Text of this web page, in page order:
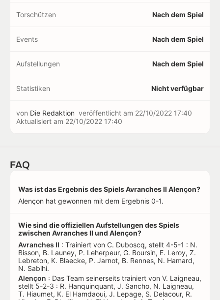
Torschützen Nach dem Spiel
Events Nach dem Spiel
Aufstellungen Nach dem Spiel
Statistiken Nicht verfügbar
von Die Redaktion veröffentlicht am 22/10/2022 17:40
Aktualisiert am 22/10/2022 17:40
FAQ
Was ist das Ergebnis des Spiels Avranches II Alençon?
Alençon hat gewonnen mit dem Ergebnis 0-1.
Wie sind die offiziellen Aufstellungen des Spiels
zwischen Avranches II und Alençon?
Avranches II : Trainiert von C. Duboscq, stellt 4-5-1 : N.
Bisson, B. Launey, P. Leherpeur, G. Boursin, E. Leroy, Z.
Lebreton, K. Blaecke, P. Jarnot, B. Rennes, N. Hamard,
N. Sabihi.
Alençon : Das Team seinerseits trainiert von V. Laigneau,
stellt 5-2-3 : R. Hanquinquant, J. Sancho, N. Laigneau,
T. Hiaumet, K. El Hamdaoui, J. Lepage, S. Delacour, R.